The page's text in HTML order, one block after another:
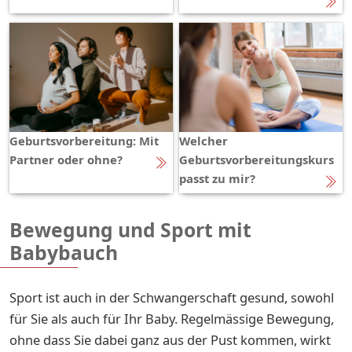
Geburtsvorbereitung: Mit
Partner oder ohne?
Welcher
Geburtsvorbereitungskurs
passt zu mir?
Bewegung und Sport mit
Babybauch
Sport ist auch in der Schwangerschaft gesund, sowohl
für Sie als auch für Ihr Baby. Regelmässige Bewegung,
ohne dass Sie dabei ganz aus der Pust kommen, wirkt